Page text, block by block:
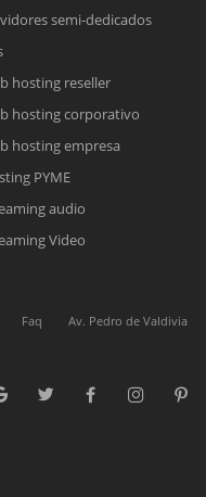
electrónico con el enlace a
online.
a la brevedad.
sus datos personales.
semi-dedicados
hosting reseller
hosting corporativo
hosting empresa
PYME
audio
Video
Faq
Av. Pedro de Valdivia